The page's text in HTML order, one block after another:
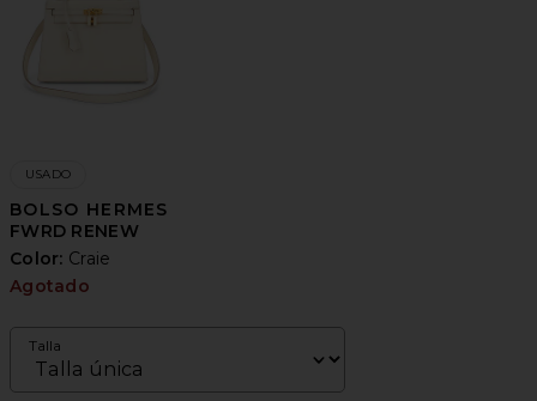
USADO
BOLSO HERMES
FWRD RENEW
Color: Craie
Agotado
Talla